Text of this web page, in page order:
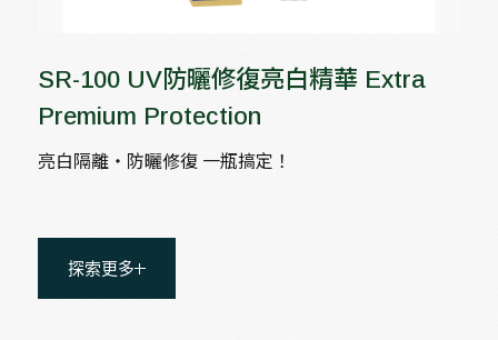
SR-100 UV防曬修復亮白精華 Extra
Premium Protection
亮白隔離‧防曬修復 一瓶搞定！
探索更多